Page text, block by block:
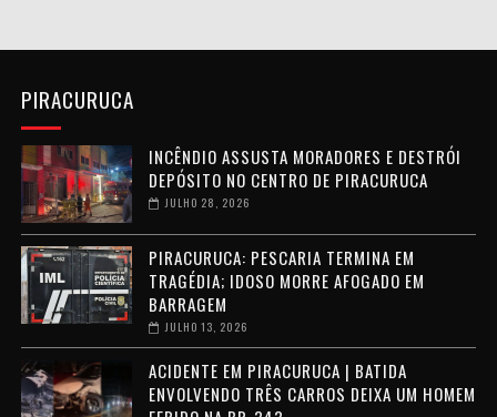
PIRACURUCA
INCÊNDIO ASSUSTA MORADORES E DESTRÓI
DEPÓSITO NO CENTRO DE PIRACURUCA
JULHO 28, 2026
PIRACURUCA: PESCARIA TERMINA EM
TRAGÉDIA; IDOSO MORRE AFOGADO EM
BARRAGEM
JULHO 13, 2026
ACIDENTE EM PIRACURUCA | BATIDA
ENVOLVENDO TRÊS CARROS DEIXA UM HOMEM